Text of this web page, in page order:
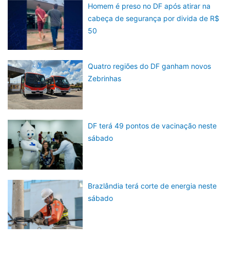
Homem é preso no DF após atirar na
cabeça de segurança por divida de R$
50
Quatro regiões do DF ganham novos
Zebrinhas
DF terá 49 pontos de vacinação neste
sábado
Brazlândia terá corte de energia neste
sábado